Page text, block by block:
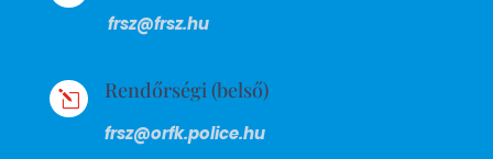
frsz@frsz.hu
l Rendőrségi (belső)
frsz@orfk.police.hu